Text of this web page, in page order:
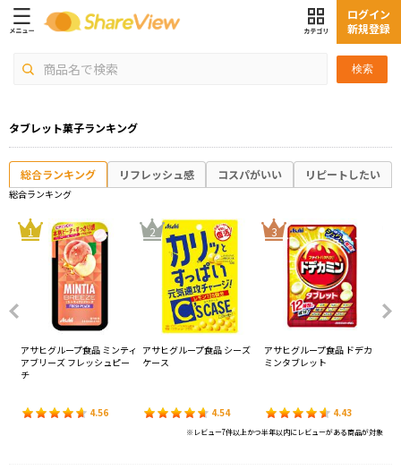
検索
ログイン
新規登録
タブレット菓子ランキング
総合ランキング リフレッシュ感 コスパがいい リピートしたい
総合ランキング
1
アサヒグループ食品 ミンティ
アブリーズ フレッシュピー
チ
4.56
2
アサヒグループ食品 シーズ
ケース
4.54
3
アサヒグループ食品 ドデカ
ミンタブレット
4.43
※レビュー7件以上かつ半年以内にレビューがある商品が対象